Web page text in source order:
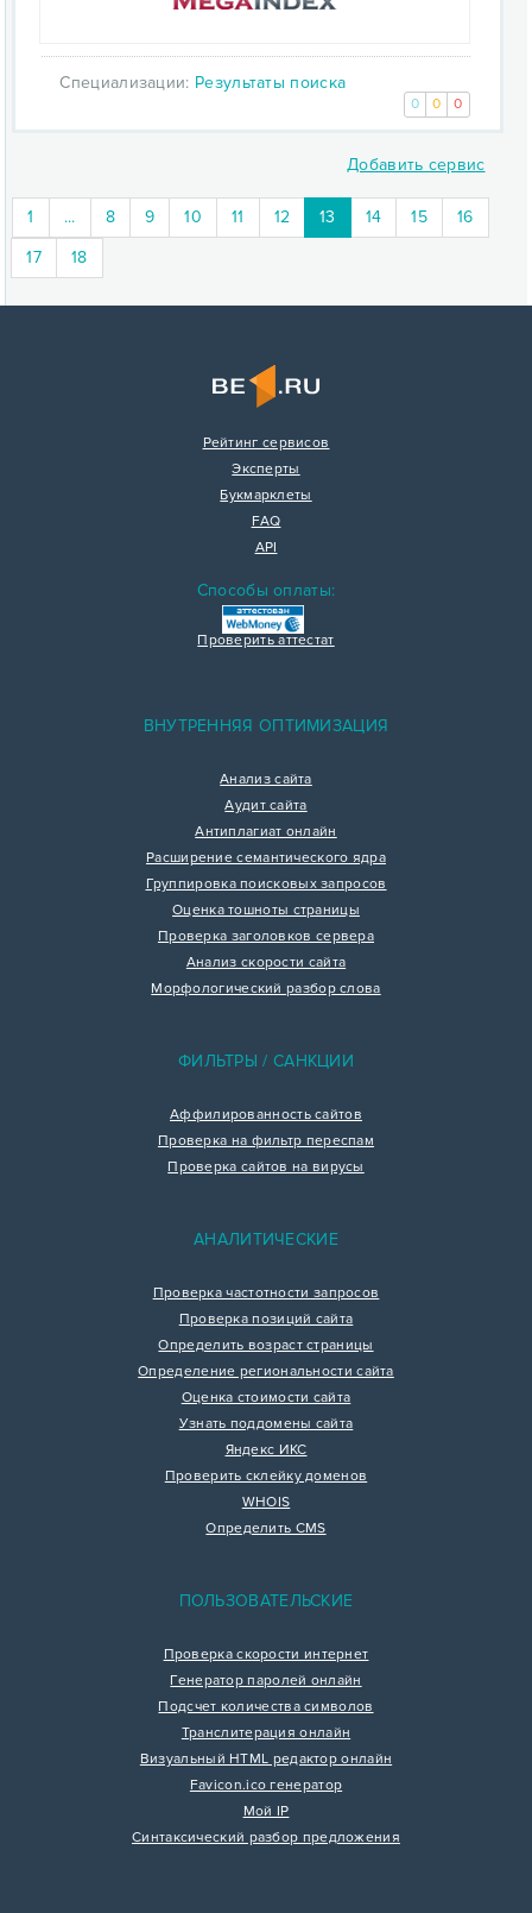
Специализации: Результаты поиска
0 0 0
Добавить сервис
1 ... 8 9 10 11 12 13 (current)
14 15
16
17
18
Рейтинг сервисов
Эксперты
Букмарклеты
FAQ
API
Способы оплаты:
Проверить аттестат
ВНУТРЕННЯЯ ОПТИМИЗАЦИЯ
Анализ сайта
Аудит сайта
Антиплагиат онлайн
Расширение семантического ядра
Группировка поисковых запросов
Оценка тошноты страницы
Проверка заголовков сервера
Анализ скорости сайта
Морфологический разбор слова
ФИЛЬТРЫ / САНКЦИИ
Аффилированность сайтов
Проверка на фильтр переспам
Проверка сайтов на вирусы
АНАЛИТИЧЕСКИЕ
Проверка частотности запросов
Проверка позиций сайта
Определить возраст страницы
Определение региональности сайта
Оценка стоимости сайта
Узнать поддомены сайта
Яндекс ИКС
Проверить склейку доменов
WHOIS
Определить CMS
ПОЛЬЗОВАТЕЛЬСКИЕ
Проверка скорости интернет
Генератор паролей онлайн
Подсчет количества символов
Транслитерация онлайн
Визуальный HTML редактор онлайн
Favicon.ico генератор
Мой IP
Синтаксический разбор предложения